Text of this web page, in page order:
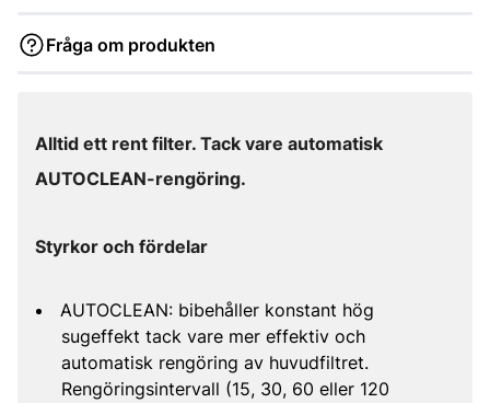
Fråga om produkten
Alltid ett rent filter. Tack vare automatisk
AUTOCLEAN-rengöring.
Styrkor och fördelar
AUTOCLEAN: bibehåller konstant hög
sugeffekt tack vare mer effektiv och
automatisk rengöring av huvudfiltret.
Rengöringsintervall (15, 30, 60 eller 120